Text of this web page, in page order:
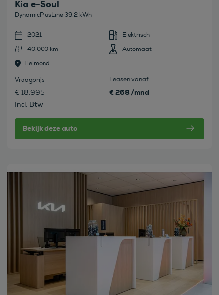
Kia e-Soul
DynamicPlusLine 39.2 kWh
2021
Elektrisch
40.000 km
Automaat
Helmond
Vraagprijs
€ 18.995
Incl. Btw
Leasen vanaf
€ 268 /mnd
Bekijk deze auto
Bekijk deze auto